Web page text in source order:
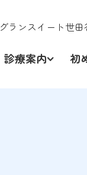
グランスイート世田
診療案内 初